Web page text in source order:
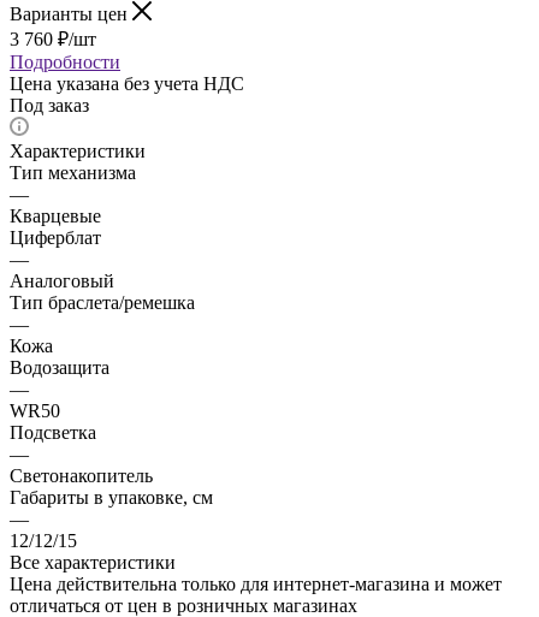
Варианты цен
3 760 ₽/шт
Подробности
Цена указана без учета НДС
Под заказ
Характеристики
Тип механизма
—
Кварцевые
Циферблат
—
Аналоговый
Тип браслета/ремешка
—
Кожа
Водозащита
—
WR50
Подсветка
—
Светонакопитель
Габариты в упаковке, см
—
12/12/15
Все характеристики
Цена действительна только для интернет-магазина и может
отличаться от цен в розничных магазинах